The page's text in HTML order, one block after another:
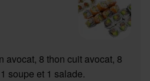
avocat, 8 thon cuit avocat, 8
soupe et 1 salade.